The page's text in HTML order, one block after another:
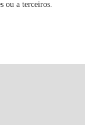
ou a terceiros.